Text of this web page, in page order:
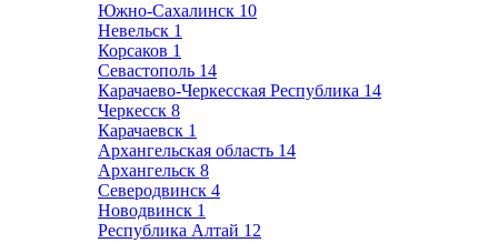
Южно-Сахалинск 10
Невельск 1
Корсаков 1
Севастополь 14
Карачаево-Черкесская Республика 14
Черкесск 8
Карачаевск 1
Архангельская область 14
Архангельск 8
Северодвинск 4
Новодвинск 1
Республика Алтай 12